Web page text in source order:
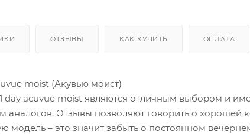
ОТЗЫВЫ КАК КУПИТЬ ОПЛАТА
moist (Акувью моист)
day acuvue moist являются отличным выбором и
аналогов. Отзывы позволяют говорить о хорошей
модель – это значит забыть о постоянном